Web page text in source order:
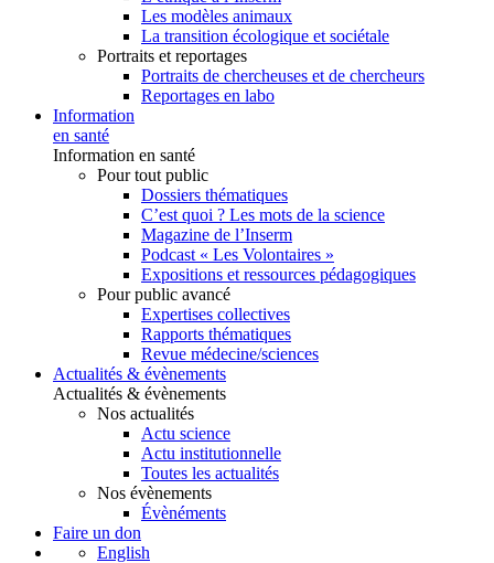
Les modèles animaux
La transition écologique et sociétale
Portraits et reportages
Portraits de chercheuses et de chercheurs
Reportages en labo
Information
en santé
Information en santé
Pour tout public
Dossiers thématiques
C’est quoi ? Les mots de la science
Magazine de l’Inserm
Podcast « Les Volontaires »
Expositions et ressources pédagogiques
Pour public avancé
Expertises collectives
Rapports thématiques
Revue médecine/sciences
Actualités & évènements
Actualités & évènements
Nos actualités
Actu science
Actu institutionnelle
Toutes les actualités
Nos évènements
Évènéments
Faire un don
English